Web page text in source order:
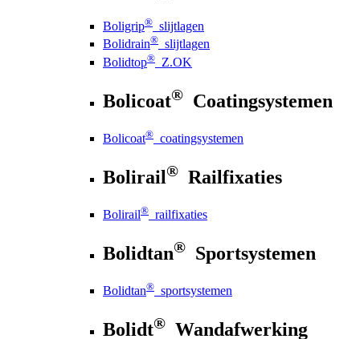
Boligrip® slijtlagen
Bolidrain® slijtlagen
Bolidtop® Z.OK
Bolicoat® Coatingsystemen
Bolicoat® coatingsystemen
Bolirail® Railfixaties
Bolirail® railfixaties
Bolidtan® Sportsystemen
Bolidtan® sportsystemen
Bolidt® Wandafwerking